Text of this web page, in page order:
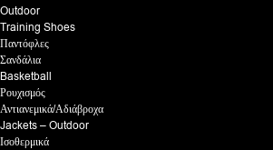
Outdoor
Training Shoes
Παντόφλες
Σανδάλια
Basketball
Ρουχισμός
Αντιανεμικά/Αδιάβροχα
Jackets – Outdoor
Ισοθερμικά